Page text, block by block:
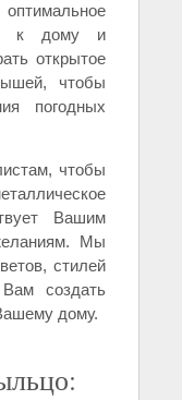
к дому и
открытое
чтобы
погодных
чтобы
Вашим
Мы
стилей
создать
дому.